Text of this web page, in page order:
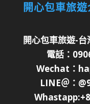
開心包車旅
開心包車旅遊-
電話：
Wechat：
LINE＠：